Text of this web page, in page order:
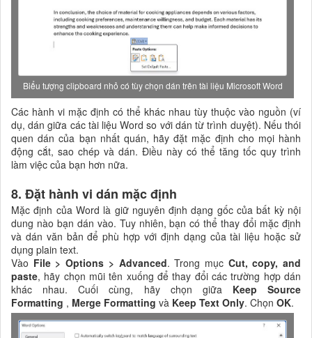
Biểu tượng clipboard nhỏ có tùy chọn dán trên tài liệu Microsoft Word
Các hành vi mặc định có thể khác nhau tùy thuộc vào nguồn (ví
dụ, dán giữa các tài liệu Word so với dán từ trình duyệt). Nếu thói
quen dán của bạn nhất quán, hãy đặt mặc định cho mọi hành
động cắt, sao chép và dán. Điều này có thể tăng tốc quy trình
làm việc của bạn hơn nữa.
8. Đặt hành vi dán mặc định
Mặc định của Word là giữ nguyên định dạng gốc của bất kỳ nội
dung nào bạn dán vào. Tuy nhiên, bạn có thể thay đổi mặc định
và dán văn bản để phù hợp với định dạng của tài liệu hoặc sử
dụng plain text.
Vào File > Options > Advanced. Trong mục Cut, copy, and
paste, hãy chọn mũi tên xuống để thay đổi các trường hợp dán
khác nhau. Cuối cùng, hãy chọn giữa Keep Source
Formatting , Merge Formatting và Keep Text Only. Chọn OK.